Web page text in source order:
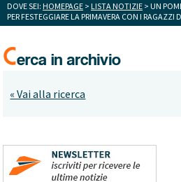
DOVE SEI: HOMEPAGE > LISTA NOTIZIE > UN
PER FESTEGGIARE LA PRIMAVERA CON I
« Vai alla ricerca